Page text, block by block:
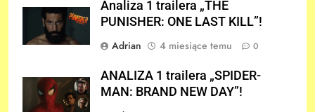
Analiza 1 trailera „THE
PUNISHER: ONE LAST KILL”!
Adrian
4 miesiące temu 0
ANALIZA 1 trailera „SPIDER-
MAN: BRAND NEW DAY”!